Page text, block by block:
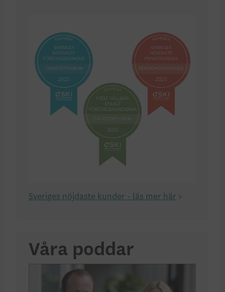
Sveriges nöjdaste kunder - läs mer här
Våra poddar